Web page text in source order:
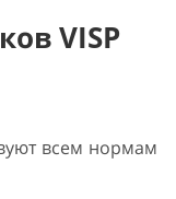
VISP
всем нормам